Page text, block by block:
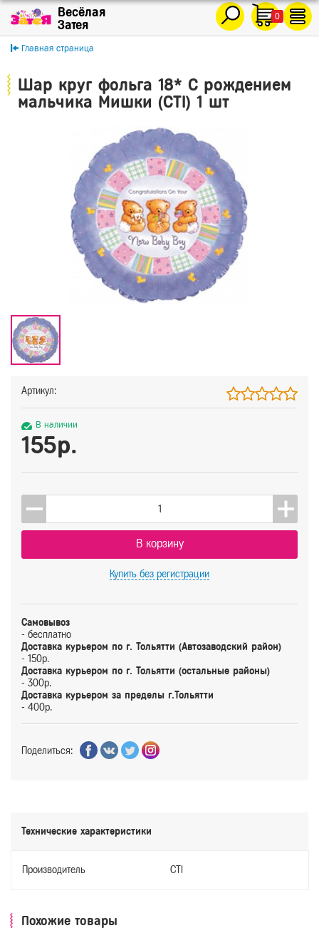
0
Главная страница
Шар круг фольга 18* С рождением
мальчика Мишки (CTI) 1 шт
Артикул:
В наличии
155р.
В корзину
Купить без регистрации
Самовывоз
- бесплатно
Доставка курьером по г. Тольятти (Автозаводский район)
- 150р.
Доставка курьером по г. Тольятти (остальные районы)
- 300р.
Доставка курьером за пределы г.Тольятти
- 400р.
Поделиться:
Технические характеристики
Производитель CTI
Похожие товары